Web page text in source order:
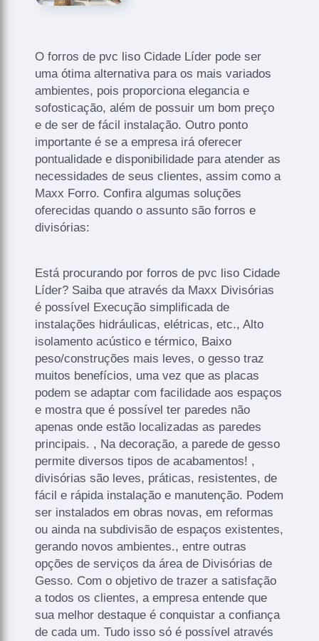
O forros de pvc liso Cidade Líder pode ser
uma ótima alternativa para os mais variados
ambientes, pois proporciona elegancia e
sofosticação, além de possuir um bom preço
e de ser de fácil instalação. Outro ponto
importante é se a empresa irá oferecer
pontualidade e disponibilidade para atender as
necessidades de seus clientes, assim como a
Maxx Forro. Confira algumas soluções
oferecidas quando o assunto são forros e
divisórias:
Está procurando por forros de pvc liso Cidade
Líder? Saiba que através da Maxx Divisórias
é possível Execução simplificada de
instalações hidráulicas, elétricas, etc., Alto
isolamento acústico e térmico, Baixo
peso/construções mais leves, o gesso traz
muitos benefícios, uma vez que as placas
podem se adaptar com facilidade aos espaços
e mostra que é possível ter paredes não
apenas onde estão localizadas as paredes
principais. , Na decoração, a parede de gesso
permite diversos tipos de acabamentos! ,
divisórias são leves, práticas, resistentes, de
fácil e rápida instalação e manutenção. Podem
ser instalados em obras novas, em reformas
ou ainda na subdivisão de espaços existentes,
gerando novos ambientes., entre outras
opções de serviços da área de Divisórias de
Gesso. Com o objetivo de trazer a satisfação
a todos os clientes, a empresa entende que
sua melhor destaque é conquistar a confiança
de cada um. Tudo isso só é possível através